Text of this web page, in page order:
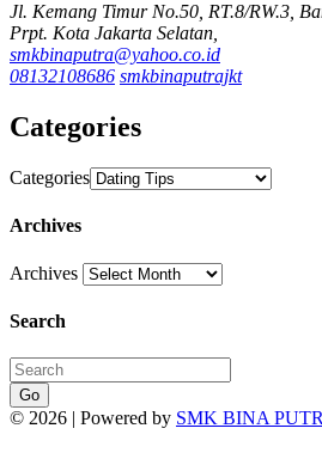
Jl. Kemang Timur No.50, RT.8/RW.3,
Prpt. Kota Jakarta Selatan,
smkbinaputra@yahoo.co.id
08132108686 smkbinaputrajkt
Categories
Categories
Archives
Archives
Search
Go
© 2026 | Powered by SMK BINA